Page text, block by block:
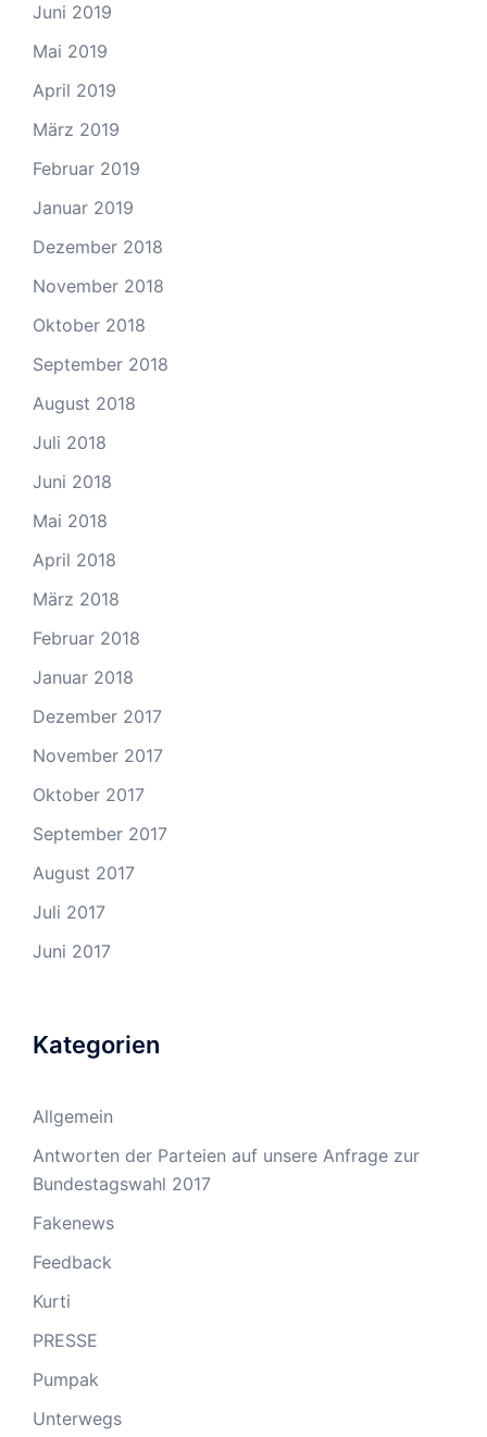
Juni 2019
Mai 2019
April 2019
März 2019
Februar 2019
Januar 2019
Dezember 2018
November 2018
Oktober 2018
September 2018
August 2018
Juli 2018
Juni 2018
Mai 2018
April 2018
März 2018
Februar 2018
Januar 2018
Dezember 2017
November 2017
Oktober 2017
September 2017
August 2017
Juli 2017
Juni 2017
Kategorien
Allgemein
Antworten der Parteien auf unsere Anfrage zur
Bundestagswahl 2017
Fakenews
Feedback
Kurti
PRESSE
Pumpak
Unterwegs